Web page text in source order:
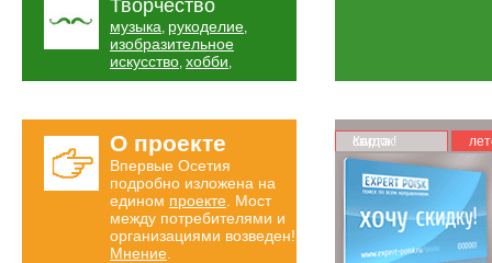
Творчество
музыка, рукоделие,
изобразительное
искусство, хобби,
О проекте
Впервые Осетия
подробно изложена на
едином проекте . Мост
между потребителями и
организациями возведен!
Мнение
Карта скидок!